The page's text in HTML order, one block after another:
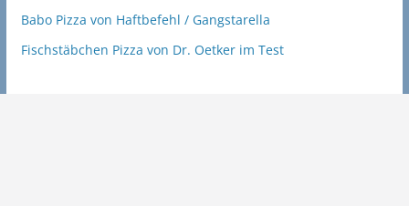
Babo Pizza von Haftbefehl / Gangstarella
Fischstäbchen Pizza von Dr. Oetker im Test